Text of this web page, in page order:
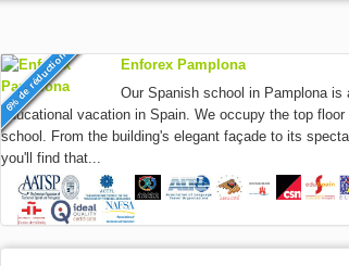
6% de réduction
Enforex Pamplona
Our Spanish school in Pamplona
educational vacation in Spain. We occupy the top
school. From the building's elegant façade to its
you'll find that...